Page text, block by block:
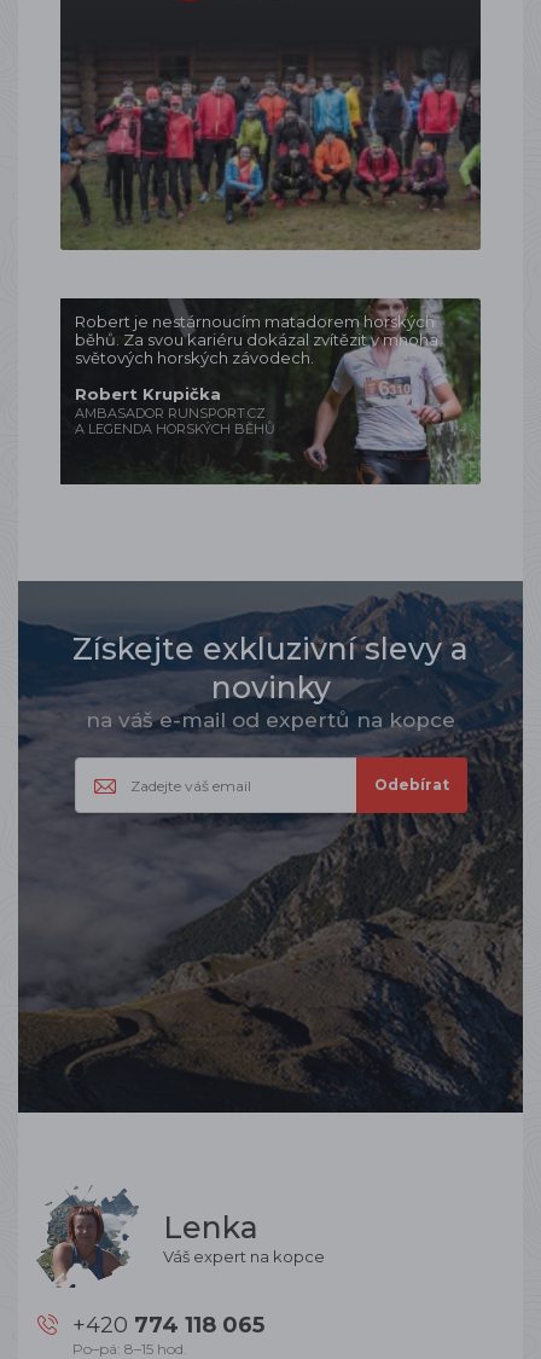
Robert je nestárnoucím matadorem horských
běhů. Za svou kariéru dokázal zvítězit v mnoha
světových horských závodech.
Robert Krupička
AMBASADOR RUNSPORT.CZ
A LEGENDA HORSKÝCH BĚHŮ
Získejte exkluzivní slevy a
novinky
na váš e-mail od expertů na kopce
Lenka
Váš expert na kopce
+420 774 118 065
Po–pá: 8–15 hod.